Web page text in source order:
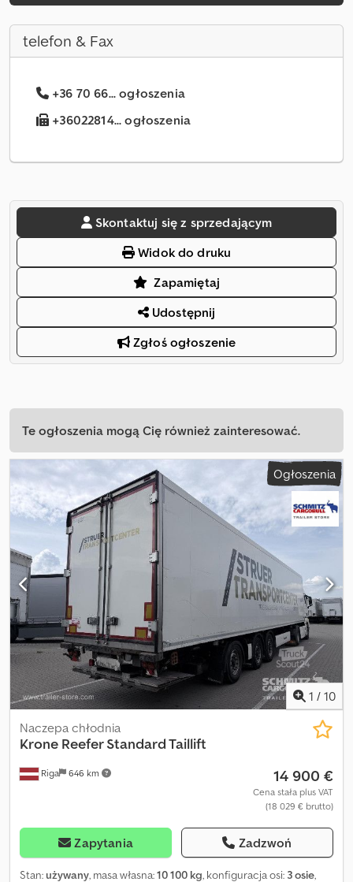
telefon & Fax
+36 70 66... ogłoszenia
+36022814... ogłoszenia
Skontaktuj się z sprzedającym
Widok do druku
Zapamiętaj
Udostępnij
Zgłoś ogłoszenie
Te ogłoszenia mogą Cię również zainteresować.
Ogłoszenia
1 / 10
Riga 646 km
Naczepa chłodnia
Krone Reefer Standard Taillift
14 900 €
Cena stała plus VAT
(18 029 € brutto)
Zapytania Zadzwoń
Stan:używany, masa własna:10 100 kg, konfiguracja osi: 3 osie,